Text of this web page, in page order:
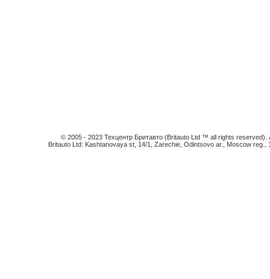
© 2005 - 2023 Техцентр Бритавто (Britauto Ltd ™ all rights
Britauto Ltd: Kashtanovaya st, 14/1, Zarechie, Odintsovo ar., Moscow